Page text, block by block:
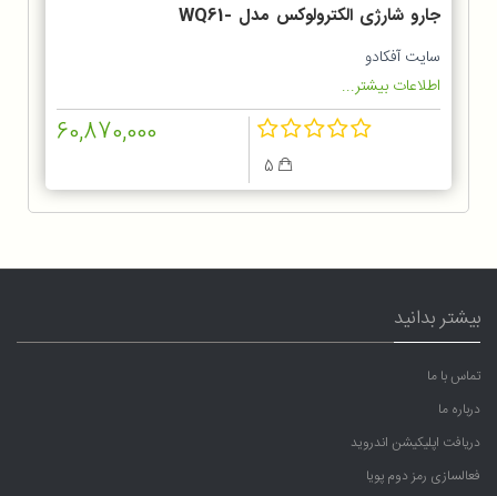
جارو شارژی الکترولوکس مدل WQ61-
1OGG
سایت آفکادو
اطلاعات بیشتر...
60,870,000
بیشتر بدانید
تماس با ما
درباره ما
دریافت اپلیکیشن اندروید
فعالسازی رمز دوم پویا